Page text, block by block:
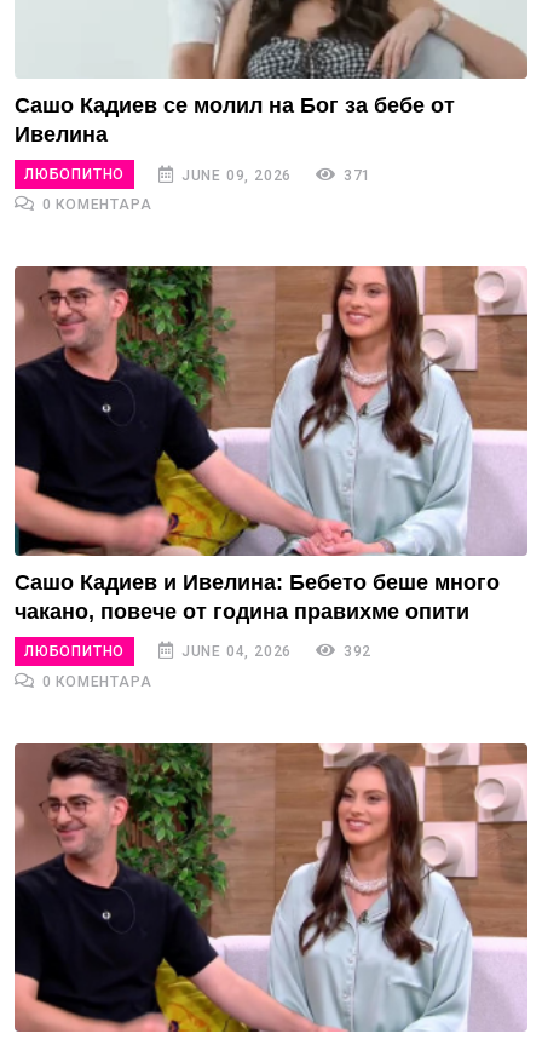
Сашо Кадиев се молил на Бог за бебе от
Ивелина
ЛЮБОПИТНО JUNE 09, 2026
371
0 КОМЕНТАРА
Сашо Кадиев и Ивелина: Бебето беше много
чакано, повече от година правихме опити
ЛЮБОПИТНО JUNE 04, 2026
392
0 КОМЕНТАРА